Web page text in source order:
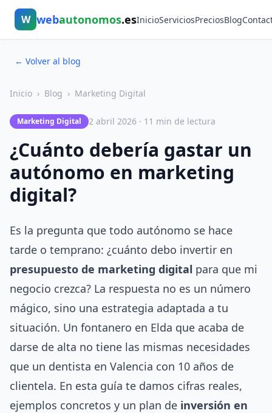
W webautonomos.esInicioServiciosPreciosBlog
← Volver al blog
Inicio › Blog › Marketing Digital
Marketing Digital 2 abril 2026 · 11 min de lectura
¿Cuánto debería gastar un
autónomo en marketing
digital?
Es la pregunta que todo autónomo se hace
tarde o temprano: ¿cuánto debo invertir en
presupuesto de marketing digital para que mi
negocio crezca? La respuesta no es un número
mágico, sino una estrategia adaptada a tu
situación. Un fontanero en Elda que acaba de
darse de alta no tiene las mismas necesidades
que un dentista en Valencia con 10 años de
clientela. En esta guía te damos cifras reales,
ejemplos concretos y un plan de inversión en